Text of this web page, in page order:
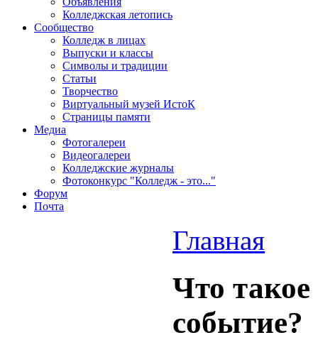
Колледжская летопись
Сообщество
Колледж в лицах
Выпуски и классы
Символы и традиции
Статьи
Творчество
Виртуальный музей ИстоК
Страницы памяти
Медиа
Фотогалереи
Видеогалереи
Колледжские журналы
Фотоконкурс "Колледж - это..."
Форум
Почта
Главная
Что
событие?